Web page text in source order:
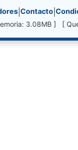
Contacto
3.08MB ] [